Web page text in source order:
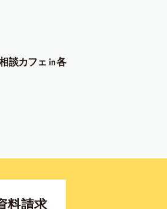
談カフェ㏌各
料請求